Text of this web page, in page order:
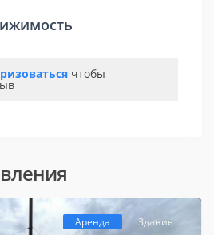
чтобы
Аренда Здание